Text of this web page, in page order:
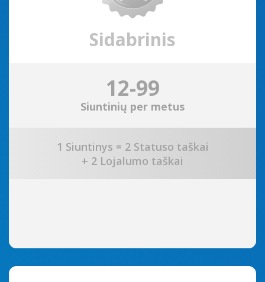
Sidabrinis
12-99
Siuntinių per metus
1 Siuntinys = 2 Statuso taškai
+ 2 Lojalumo taškai